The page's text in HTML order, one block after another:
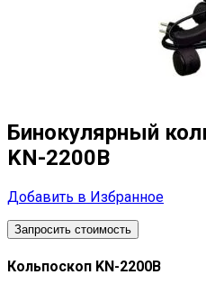
Бинокулярный
KN-2200B
Добавить в Избранное
Запросить стоимость
Кольпоскоп KN-2200B